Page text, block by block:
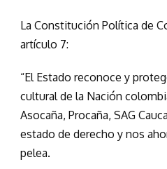
La Constitución Política de
artículo 7:
“El Estado reconoce y
cultural de la Nación
Asocaña, Procaña, SAG
estado de derecho y nos
pelea.